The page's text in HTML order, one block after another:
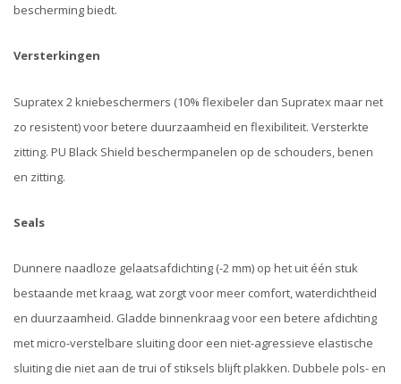
bescherming biedt.
Versterkingen
Supratex 2 kniebeschermers (10% flexibeler dan Supratex maar net
zo resistent) voor betere duurzaamheid en flexibiliteit. Versterkte
zitting. PU Black Shield beschermpanelen op de schouders, benen
en zitting.
Seals
Dunnere naadloze gelaatsafdichting (-2 mm) op het uit één stuk
bestaande met kraag, wat zorgt voor meer comfort, waterdichtheid
en duurzaamheid. Gladde binnenkraag voor een betere afdichting
met micro-verstelbare sluiting door een niet-agressieve elastische
sluiting die niet aan de trui of stiksels blijft plakken. Dubbele pols- en